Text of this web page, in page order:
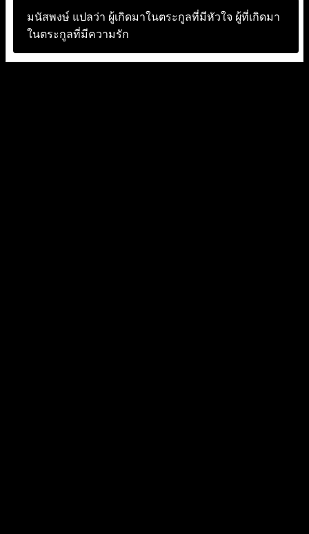
มนัสพงษ์ แปลว่า ผู้เกิดมาในตระกูลที่มีหัวใจ ผู้ที่เกิดมา
ในตระกูลที่มีความรัก